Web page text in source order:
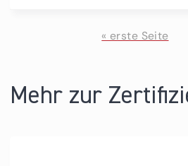
« erste Seite
Mehr zur